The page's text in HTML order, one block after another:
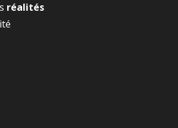
réalités